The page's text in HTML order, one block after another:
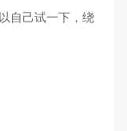
自己试一下，绕